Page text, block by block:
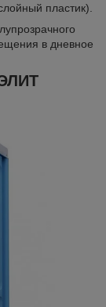
пластик).
в дневное